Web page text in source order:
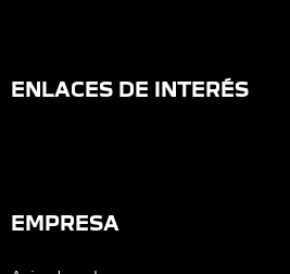
ENLACES DE INTERÉS
EMPRESA